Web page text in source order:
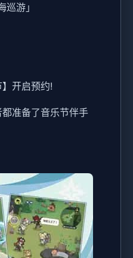
游」
开启预约!
准备了音乐节伴手